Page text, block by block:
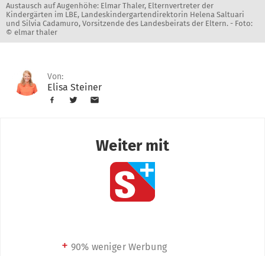
Austausch auf Augenhöhe: Elmar Thaler, Elternvertreter der
Kindergärten im LBE, Landeskindergartendirektorin Helena Saltuari
und Silvia Cadamuro, Vorsitzende des Landesbeirats der Eltern. - Foto:
© elmar thaler
Von:
Elisa Steiner